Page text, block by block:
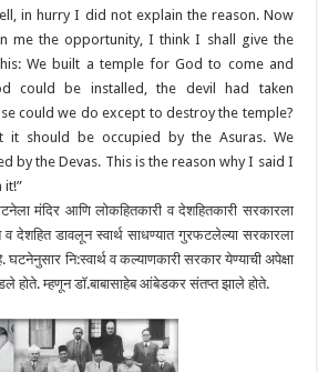
in hurry I did not explain the reason. Now
me the opportunity, I think I shall give the
We built a temple for God to come and
could be installed, the devil had taken
could we do except to destroy the temple?
it should be occupied by the Asuras. We
by the Devas. This is the reason why I said I
it!”
मंदिर आणि लोकहितकारी व देशहितकारी सरकारला
डावलून स्वार्थ साधण्यात गुरफटलेल्या सरकारला
नि:स्वार्थ व कल्याणकारी सरकार येण्याची अपेक्षा
होते. म्हणून डाॅ.बाबासाहेब आंबेडकर संतप्त झाले होते.